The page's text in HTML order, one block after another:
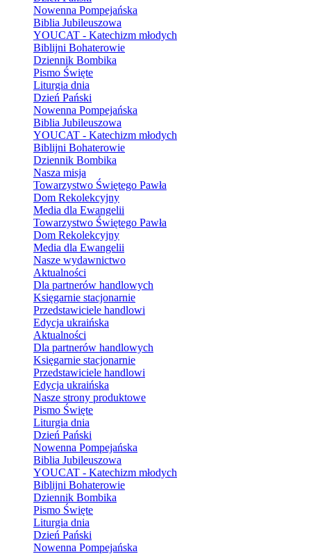
Nowenna Pompejańska
Biblia Jubileuszowa
YOUCAT - Katechizm młodych
Biblijni Bohaterowie
Dziennik Bombika
Pismo Święte
Liturgia dnia
Dzień Pański
Nowenna Pompejańska
Biblia Jubileuszowa
YOUCAT - Katechizm młodych
Biblijni Bohaterowie
Dziennik Bombika
Nasza misja
Towarzystwo Świętego Pawła
Dom Rekolekcyjny
Media dla Ewangelii
Towarzystwo Świętego Pawła
Dom Rekolekcyjny
Media dla Ewangelii
Nasze wydawnictwo
Aktualności
Dla partnerów handlowych
Księgarnie stacjonarnie
Przedstawiciele handlowi
Edycja ukraińska
Aktualności
Dla partnerów handlowych
Księgarnie stacjonarnie
Przedstawiciele handlowi
Edycja ukraińska
Nasze strony produktowe
Pismo Święte
Liturgia dnia
Dzień Pański
Nowenna Pompejańska
Biblia Jubileuszowa
YOUCAT - Katechizm młodych
Biblijni Bohaterowie
Dziennik Bombika
Pismo Święte
Liturgia dnia
Dzień Pański
Nowenna Pompejańska